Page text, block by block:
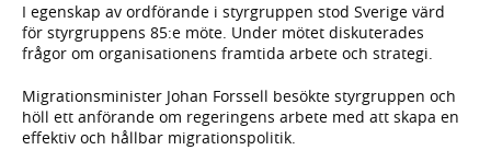
I egenskap av ordförande i styrgruppen stod Sverige värd
för styrgruppens 85:e möte. Under mötet diskuterades
frågor om organisationens framtida arbete och strategi.
Migrationsminister Johan Forssell besökte styrgruppen och
höll ett anförande om regeringens arbete med att skapa en
effektiv och hållbar migrationspolitik.